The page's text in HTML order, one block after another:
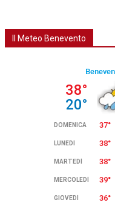
Il Meteo Benevento